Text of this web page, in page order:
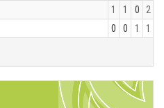
1 1 0
2
0 0 1 1